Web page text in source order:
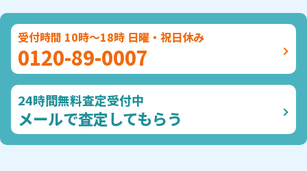
受付時間 10時～18時 日曜・祝日休み
0120-89-0007
24時間無料査定受付中
メールで査定してもらう